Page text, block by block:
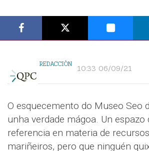
REDACCIÓN 10:33 06/09/21
O esquecemento do Museo Seo
unha verdade mágoa. Un
referencia en materia de
mariñeiros, pero que ninguén